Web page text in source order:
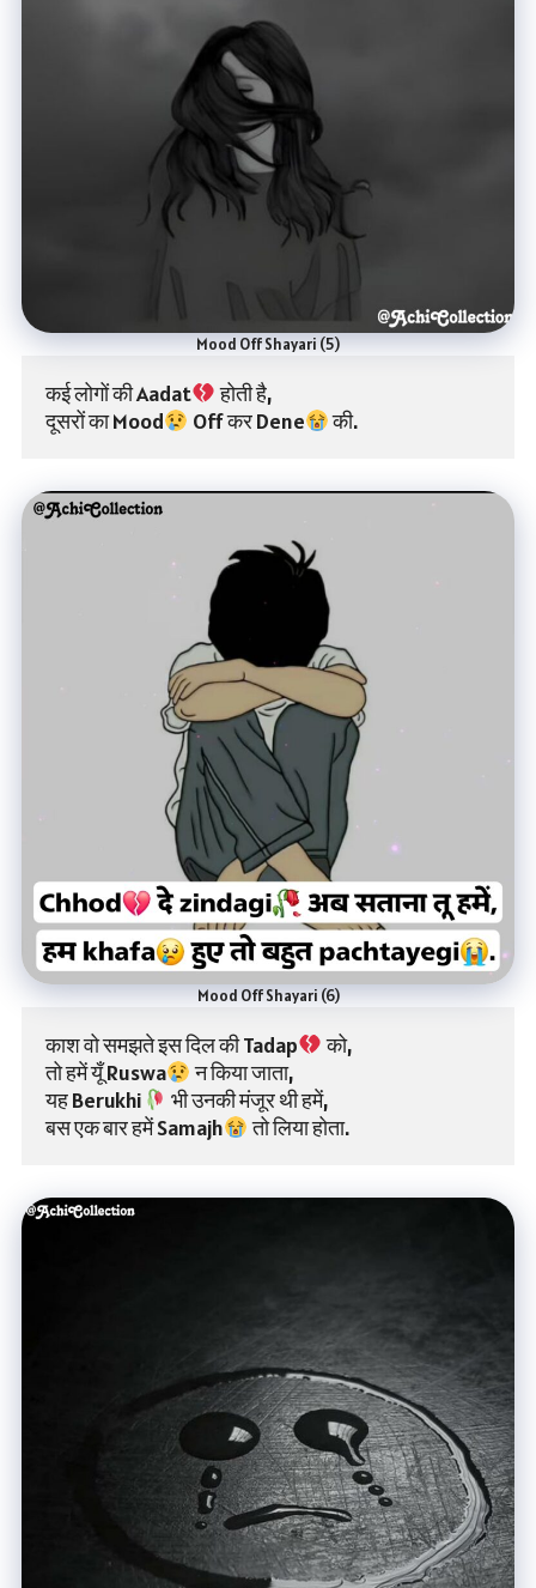
Mood Off Shayari (5)
कई लोगों की Aadat
होती है,
दूसरों का Mood
Off कर Dene की.
Mood Off Shayari (6)
काश वो समझते इस दिल की Tadap
को,
तो हमें यूँ Ruswa
न किया जाता,
यह Berukhi
भी उनकी मंजूर थी हमें,
बस एक बार हमें Samajh
तो लिया होता.